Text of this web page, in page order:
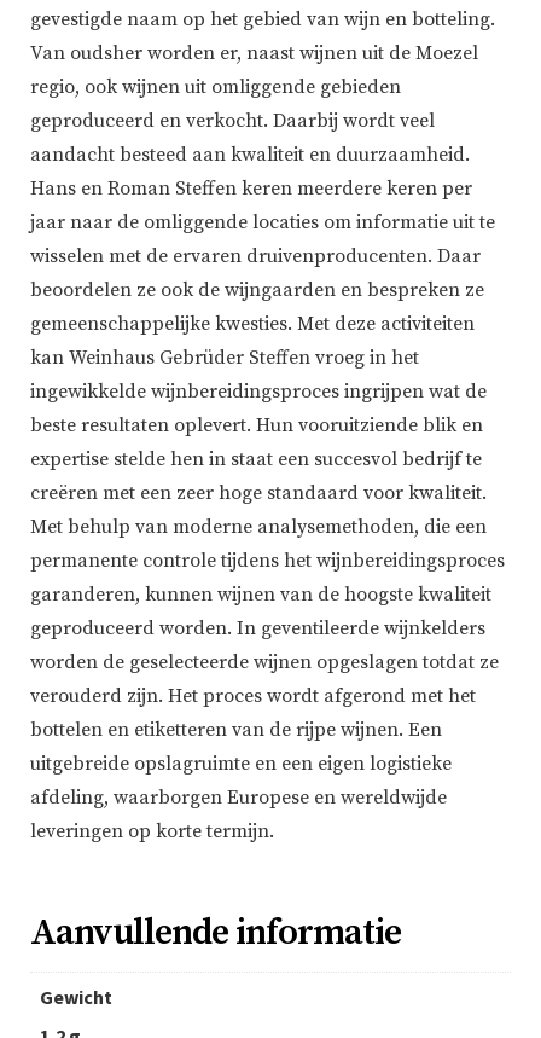
gevestigde naam op het gebied van wijn en botteling.
Van oudsher worden er, naast wijnen uit de Moezel
regio, ook wijnen uit omliggende gebieden
geproduceerd en verkocht. Daarbij wordt veel
aandacht besteed aan kwaliteit en duurzaamheid.
Hans en Roman Steffen keren meerdere keren per
jaar naar de omliggende locaties om informatie uit te
wisselen met de ervaren druivenproducenten. Daar
beoordelen ze ook de wijngaarden en bespreken ze
gemeenschappelijke kwesties. Met deze activiteiten
kan Weinhaus Gebrüder Steffen vroeg in het
ingewikkelde wijnbereidingsproces ingrijpen wat de
beste resultaten oplevert. Hun vooruitziende blik en
expertise stelde hen in staat een succesvol bedrijf te
creëren met een zeer hoge standaard voor kwaliteit.
Met behulp van moderne analysemethoden, die een
permanente controle tijdens het wijnbereidingsproces
garanderen, kunnen wijnen van de hoogste kwaliteit
geproduceerd worden. In geventileerde wijnkelders
worden de geselecteerde wijnen opgeslagen totdat ze
verouderd zijn. Het proces wordt afgerond met het
bottelen en etiketteren van de rijpe wijnen. Een
uitgebreide opslagruimte en een eigen logistieke
afdeling, waarborgen Europese en wereldwijde
leveringen op korte termijn.
Aanvullende informatie
Gewicht